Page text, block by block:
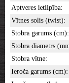
Aptveres ietilpība:
Vītnes solis (twist):
Stobra garums (cm):
Stobra diametrs
Stobra vītne:
Ieroča garums (cm):